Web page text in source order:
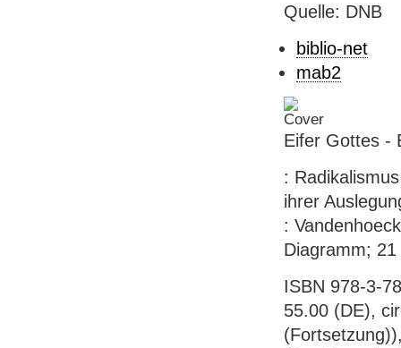
Quelle: DNB
biblio-net
mab2
Eifer Gottes -
:
ihrer
:
Diagramm;
ISBN 978-3-
55.00 (DE),